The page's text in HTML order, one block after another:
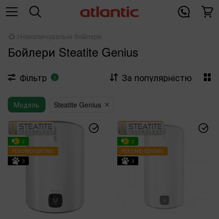
Накопичувальні бойлери
Бойлери Steatite Genius
Фільтр 1 За популярністю
Модель Steatite Genius
2
РЕКОМЕНДУЄМО
3
2
РЕКОМЕНДУЄМО
3